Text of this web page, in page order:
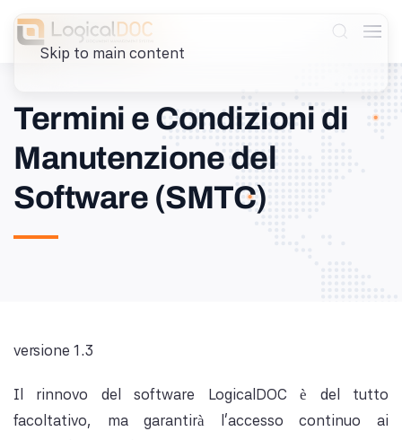
Skip to main content
Termini e Condizioni di
Manutenzione del
Software (SMTC)
versione 1.3
Il rinnovo del software LogicalDOC è del tutto
facoltativo, ma garantirà l'accesso continuo ai